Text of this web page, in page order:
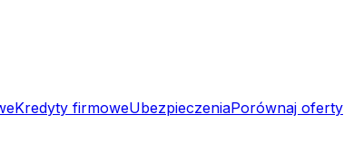
Kredyty firmoweUbezpieczeniaPorównaj oferty